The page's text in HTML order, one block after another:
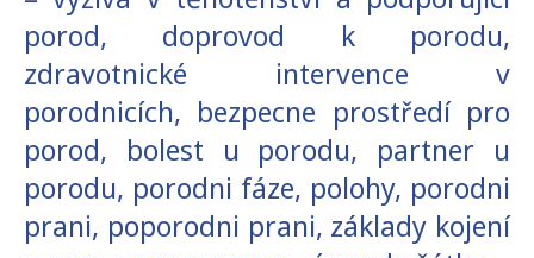
porod, doprovod k porodu,
zdravotnické intervence v
porodnicích, bezpecne prostředí pro
porod, bolest u porodu, partner u
porodu, porodni fáze, polohy, porodni
prani, poporodni prani, základy kojení